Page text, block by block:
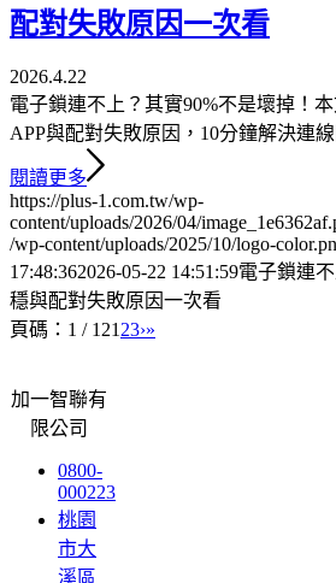
配對失敗原因一次看
2026.4.22
電子鎖連不上？其實90%不是壞掉！
APP與配對失敗原因，10分鐘解決連線
閱讀更多
https://plus-1.com.tw/wp-
content/uploads/2026/04/
/wp-content/uploads/2025/10/logo-
17:48:362026-05-22 14:51:59電子鎖連
穩與配對失敗原因一次看
頁碼：1 / 121 23›»
加一智聯有
限公司
0800-
000223
桃園
市大
溪區